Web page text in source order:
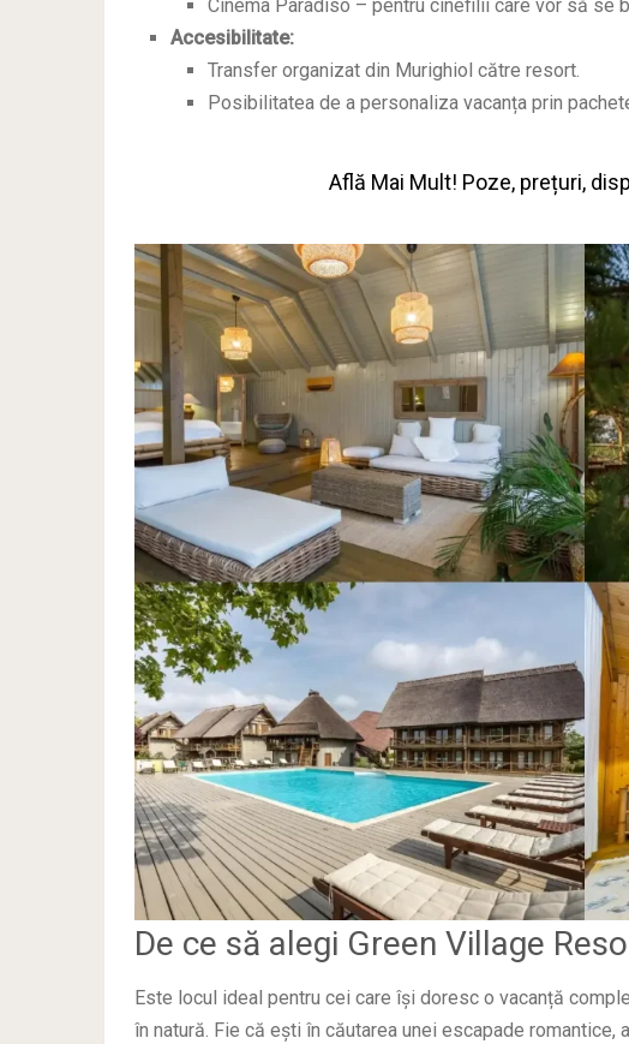
Cinema Paradiso – pentru cinefilii care vor să se
Accesibilitate:
Transfer organizat din Murighiol către resort.
Posibilitatea de a personaliza vacanța prin
Află Mai Mult! Poze, prețuri,
De ce să alegi Green Village
Este locul ideal pentru cei care își doresc o vacanță
în natură. Fie că ești în căutarea unei escapade